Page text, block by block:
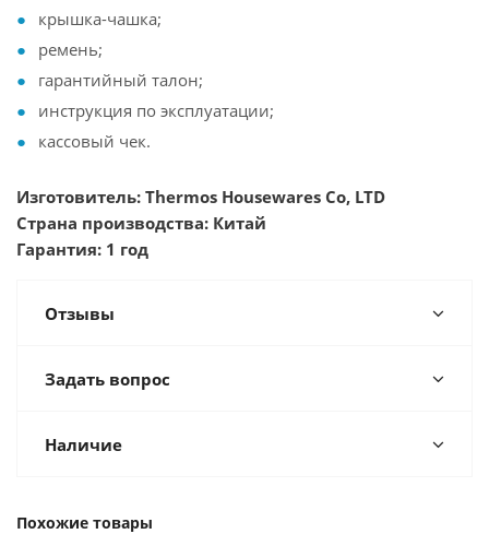
крышка-чашка;
ремень;
гарантийный талон;
инструкция по эксплуатации;
кассовый чек.
Изготовитель: Thermos Housewares Co, LTD
Страна производства: Китай
Гарантия: 1 год
Отзывы
Задать вопрос
Наличие
Похожие товары